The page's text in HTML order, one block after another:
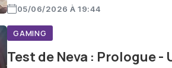
05/06/2026 À 19:44
GAMING
Test de Neva : Prologue